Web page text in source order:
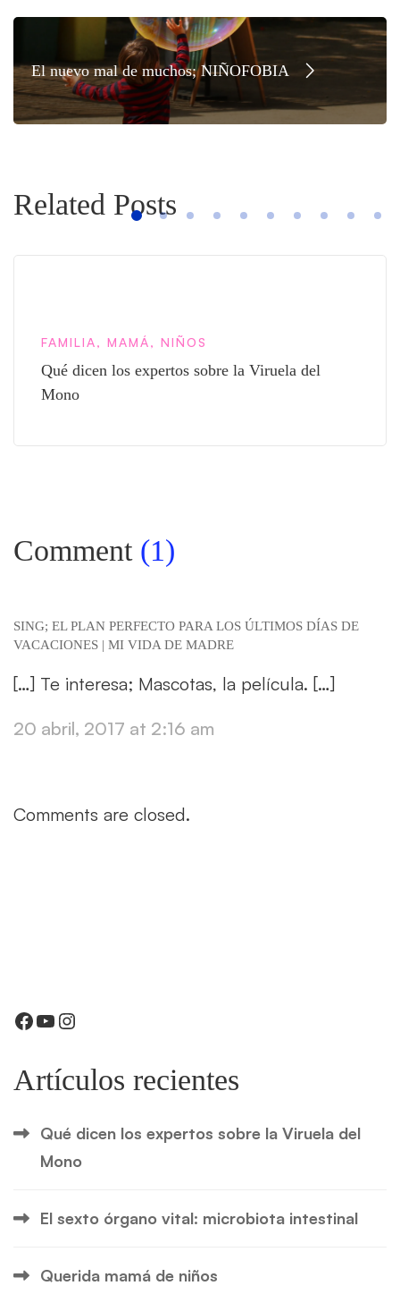
El nuevo mal de muchos; NIÑOFOBIA
Related Posts
FAMILIA, MAMÁ, NIÑOS
Qué dicen los expertos sobre la Viruela del
Mono
Comment (1)
SING; EL PLAN PERFECTO PARA LOS ÚLTIMOS DÍAS DE
VACACIONES | MI VIDA DE MADRE
[…] Te interesa; Mascotas, la película. […]
20 abril, 2017 at 2:16 am
Comments are closed.
Facebook
YouTube
Instagram
Artículos recientes
Qué dicen los expertos sobre la Viruela del
Mono
El sexto órgano vital: microbiota intestinal
Querida mamá de niños